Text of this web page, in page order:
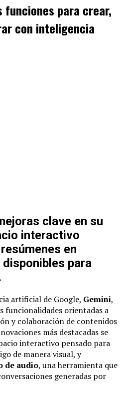
funciones para crear,
con inteligencia
clave en su
interactivo
en
para
artificial de Google, Gemini,
funcionalidades orientadas a
y colaboración de contenidos
más destacadas se
interactivo pensado para
de manera visual, y
de audio, una herramienta que
generadas por